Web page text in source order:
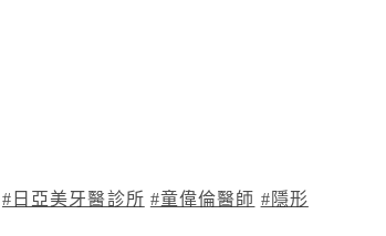
#日亞美牙醫診所 #童偉倫醫師 #隱形